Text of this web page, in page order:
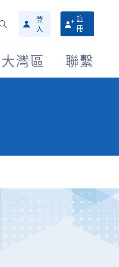
搜
尋
介
面
登
入
註
冊
灣區 聯繫